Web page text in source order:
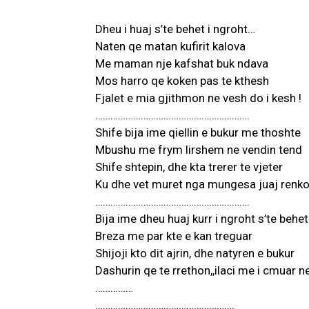
Dheu i huaj s’te behet i ngroht…
Naten qe matan kufirit kalova
Me maman nje kafshat buk ndava
Mos harro qe koken pas te kthesh
Fjalet e mia gjithmon ne vesh do i kesh !
…………………………………………………….
Shife bija ime qiellin e bukur me thoshte
Mbushu me frym lirshem ne vendin tend
Shife shtepin, dhe kta trerer te vjeter
Ku dhe vet muret nga mungesa juaj
…………………………………………………….
Bija ime dheu huaj kurr i ngroht s’te behet
Breza me par kte e kan treguar
Shijoji kto dit ajrin, dhe natyren e bukur
Dashurin qe te rrethon,,ilaci me i cmuar
……………
……………………………………………….